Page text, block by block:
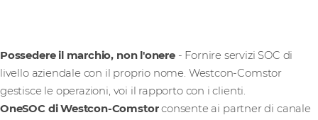
Possedere il marchio, non l'onere- Fornire servizi SOC di
livello aziendale con il proprio nome. Westcon-Comstor
gestisce le operazioni, voi il rapporto con i clienti.
OneSOC di Westcon-Comstorconsente ai partner di canale